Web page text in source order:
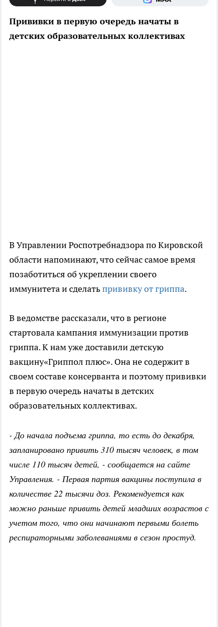
Прививки в первую очередь начаты в
детских образовательных коллективах
В Управлении Роспотребнадзора по Кировской
области напоминают, что сейчас самое время
позаботиться об укреплении своего
иммунитета и сделатьпрививку от гриппа.
В ведомстве рассказали, что в регионе
стартовала кампания иммунизации против
гриппа. К нам уже доставили детскую
вакцину«Гриппол плюс». Она не содержит в
своем составе консерванта и поэтому прививки
в первую очередь начаты в детских
образовательных коллективах.
- До начала подъема гриппа, то есть до декабря,
запланировано привить 310 тысяч человек, в том
числе 110 тысяч детей, - сообщается на сайте
Управления. - Первая партия вакцины поступила в
количестве 22 тысячи доз. Рекомендуется как
можно раньше привить детей младших возрастов с
учетом того, что они начинают первыми болеть
респираторными заболеваниями в сезон простуд.